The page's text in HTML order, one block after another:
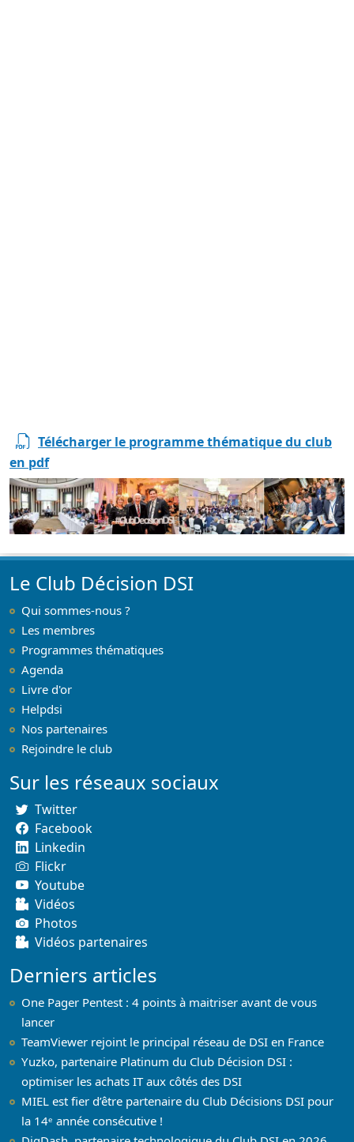
Télécharger le programme thématique du club
en pdf
Le Club Décision DSI
Qui sommes-nous ?
Les membres
Programmes thématiques
Agenda
Livre d'or
Helpdsi
Nos partenaires
Rejoindre le club
Sur les réseaux sociaux
Twitter
Facebook
Linkedin
Flickr
Youtube
Vidéos
Photos
Vidéos partenaires
Derniers articles
One Pager Pentest : 4 points à maitriser avant de vous
lancer
TeamViewer rejoint le principal réseau de DSI en France
Yuzko, partenaire Platinum du Club Décision DSI :
optimiser les achats IT aux côtés des DSI
MIEL est fier d’être partenaire du Club Décisions DSI pour
la 14ᵉ année consécutive !